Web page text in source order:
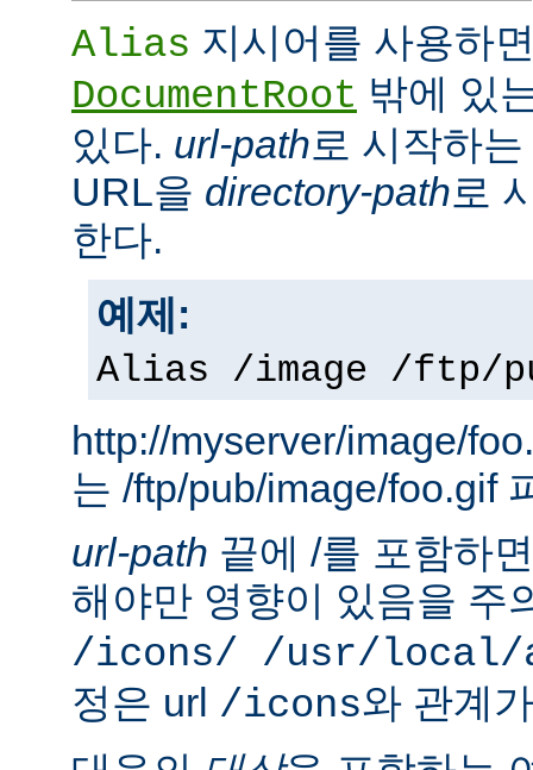
Alias 지시어를 사용하
DocumentRoot 밖에 있
있다. url-path로 시작하
URL을 directory-path로
한다.
예제:
Alias /image /ftp/
http://myserver/image/
는 /ftp/pub/image/foo.gif
url-path 끝에 /를 포함하
해야만 영향이 있음을 주
/icons/ /usr/local/
정은 url /icons와 관계